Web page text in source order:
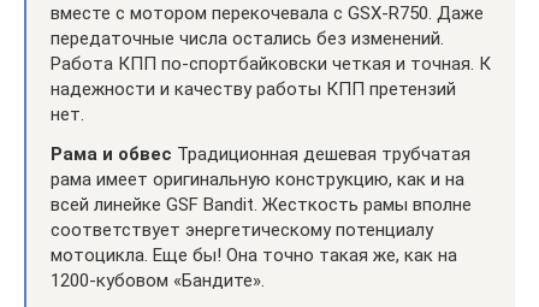
вместе с мотором перекочевала с GSX-R750. Даже
передаточные числа остались без изменений.
Работа КПП по-спортбайковски четкая и точная. К
надежности и качеству работы КПП претензий
нет.
Рама и обвес Традиционная дешевая трубчатая
рама имеет оригинальную конструкцию, как и на
всей линейке GSF Bandit. Жесткость рамы вполне
соответствует энергетическому потенциалу
мотоцикла. Еще бы! Она точно такая же, как на
1200-кубовом «Бандите».